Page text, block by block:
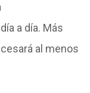
l día a día. Más
al menos